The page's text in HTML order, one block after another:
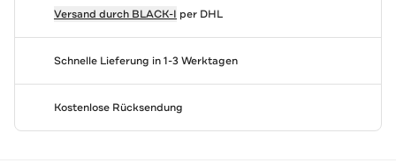
Versand durch BLACK-I per DHL
Schnelle Lieferung in 1-3 Werktagen
Kostenlose Rücksendung